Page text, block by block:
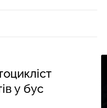
у бус